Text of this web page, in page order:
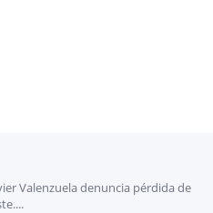
Valenzuela denuncia pérdida de